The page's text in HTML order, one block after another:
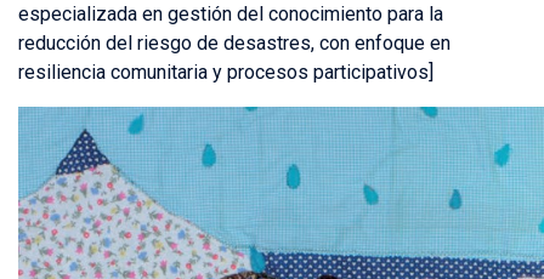
especializada en gestión del conocimiento para la
reducción del riesgo de desastres, con enfoque en
resiliencia comunitaria y procesos participativos]